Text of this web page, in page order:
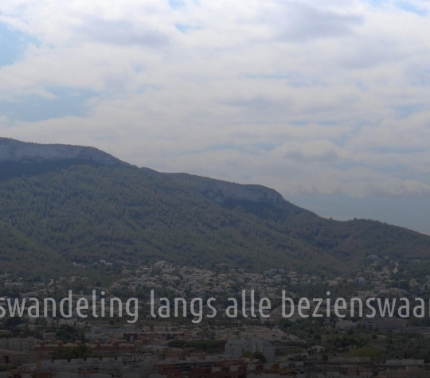
langs alle